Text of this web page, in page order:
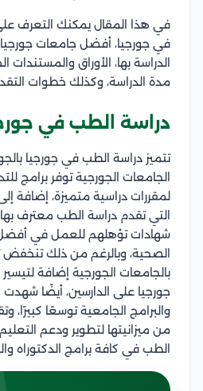
في هذا المقال يمكنك التعرف
في جورجيا، أفضل جامعات
الدراسة بها، الأوراق والمستندات
مدة الدراسة، وكذلك خطوات
دراسة الطب في
تتميز دراسة الطب في جورجيا
الجامعات الجورجية توفر برامج
لمقررات دراسية متميزة، إضافة
التي تقدم دراسة الطب معترف
شهادات تؤهلهم للعمل في أفضل
الصحية، وبالرغم من ذلك تنخفض
بالجامعات الجورجية إضافة
جورجيا على الدارسين، أيضًا
من ميزانيتها لتطوير ودعم
الطب في كافة برامج الدكتوراه